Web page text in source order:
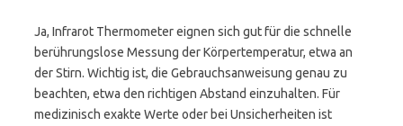
Ja, Infrarot Thermometer eignen sich gut für die schnelle
berührungslose Messung der Körpertemperatur, etwa an
der Stirn. Wichtig ist, die Gebrauchsanweisung genau zu
beachten, etwa den richtigen Abstand einzuhalten. Für
medizinisch exakte Werte oder bei Unsicherheiten ist